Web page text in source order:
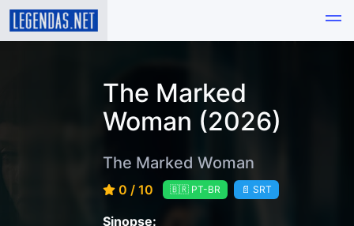
The Marked
Woman (2026)
The Marked Woman
0 / 10 🇧🇷 PT-BR 📄 SRT
Sinopse: